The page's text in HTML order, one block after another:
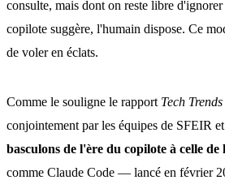
consulte, mais dont on reste libre
copilote suggère, l'humain dispose. Ce
de voler en éclats.
Comme le souligne le rapport Tech
conjointement par les équipes de SFEIR
basculons de l'ère du copilote à celle
comme Claude Code — lancé en février